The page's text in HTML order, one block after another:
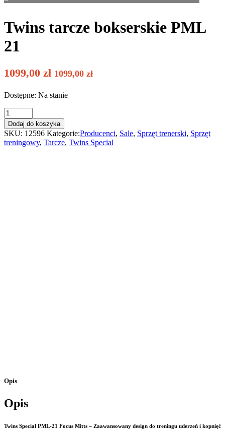
Twins tarcze bokserskie PML
21
1099,00 zł 1099,00 zł
Dostępne: Na stanie
Twins
tarcze
bokserskie
PML
21
Dodaj do koszyka
SKU: 12596 Kategorie:Producenci, Sale, Sprzęt trenerski, Sprzęt
treningowy, Tarcze, Twins Special
Opis
Opis
Twins Special PML-21 Focus Mitts – Zaawansowany design do treningu uderzeń i kopnięć